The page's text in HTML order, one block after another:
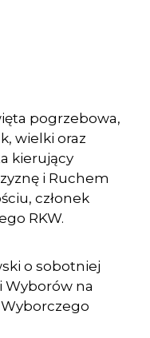
pogrzebowa,
wielki oraz
kierujący
i Ruchem
członek
RKW.
o sobotniej
Wyborów na